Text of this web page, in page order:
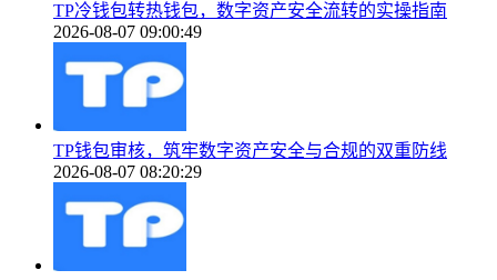
TP冷钱包转热钱包，数字资产安全流转的实操指南
2026-08-07 09:00:49
TP钱包审核，筑牢数字资产安全与合规的双重防线
2026-08-07 08:20:29